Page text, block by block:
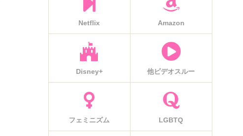
Netflix Amazon
Disney+ 他ビデオスルー
フェミニズム LGBTQ